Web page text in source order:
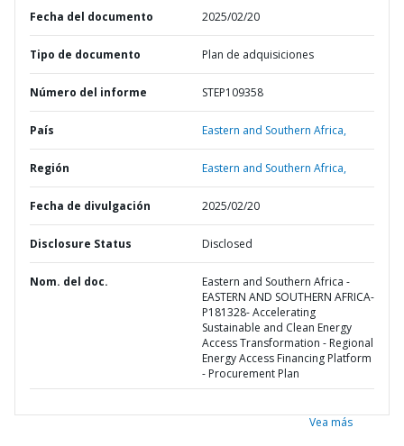
Fecha del documento 2025/02/20
Tipo de documento Plan de adquisiciones
Número del informe STEP109358
País Eastern and Southern Africa,
Región Eastern and Southern Africa,
Fecha de divulgación 2025/02/20
Disclosure Status Disclosed
Nom. del doc.
Eastern and Southern Africa -
EASTERN AND SOUTHERN AFRICA-
P181328- Accelerating
Sustainable and Clean Energy
Access Transformation - Regional
Energy Access Financing Platform
- Procurement Plan
Vea más